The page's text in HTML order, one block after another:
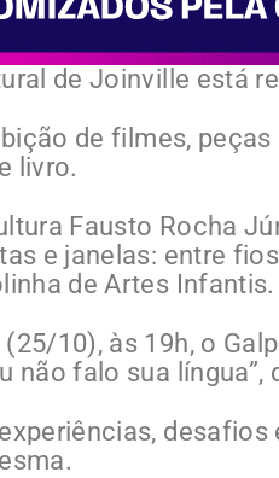
de Joinville está
de filmes,
livro.
Fausto Rocha
e janelas: entre
de Artes Infantis.
10), às 19h, o
não falo sua
desafios